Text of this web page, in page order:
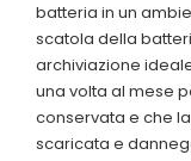
batteria in un
scatola della
archiviazione
una volta al mese
conservata e che
scaricata e